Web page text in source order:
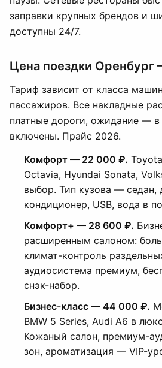
заправки крупных брендов и
доступны 24/7.
Цена поездки
Тариф зависит от класса
пассажиров. Все накладные
платные дороги, ожидание —
включены. Прайс 2026.
Комфорт — 22 000 ₽.
Octavia, Hyundai Sonata,
выбор. Тип кузова — седан,
кондиционер, USB, вода в
Комфорт+ — 28 600 ₽.
расширенным салоном:
климат-контроль
аудиосистема премиум,
снэк-набор.
Бизнес-класс — 44 000 ₽.
BMW 5 Series, Audi A6 в
Кожаный салон, премиум-
зон, ароматизация — VIP-